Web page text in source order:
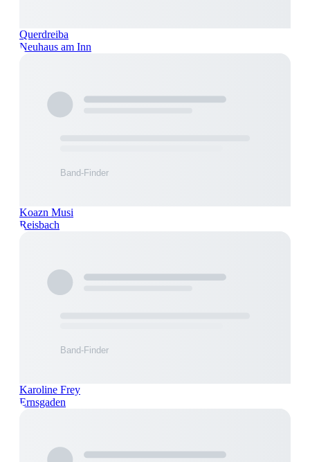
Querdreiba
Neuhaus am Inn
Koazn Musi
Reisbach
Karoline Frey
Ernsgaden